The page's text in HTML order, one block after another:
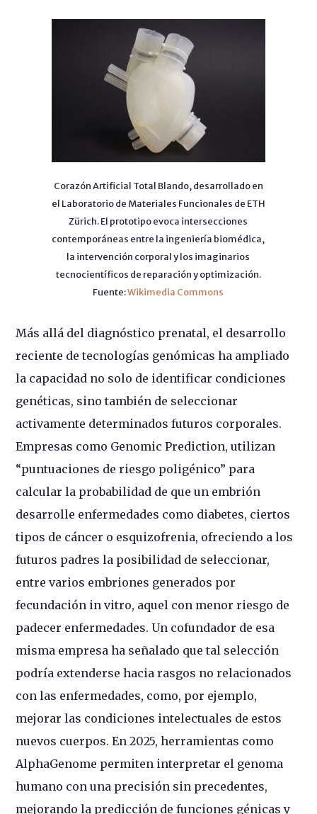
Corazón Artificial Total Blando, desarrollado en
el Laboratorio de Materiales Funcionales de ETH
Zürich. El prototipo evoca intersecciones
contemporáneas entre la ingeniería biomédica,
la intervención corporal y los imaginarios
tecnocientíficos de reparación y optimización.
Fuente:Wikimedia Commons
Más allá del diagnóstico prenatal, el desarrollo
reciente de tecnologías genómicas ha ampliado
la capacidad no solo de identificar condiciones
genéticas, sino también de seleccionar
activamente determinados futuros corporales.
Empresas como Genomic Prediction, utilizan
“puntuaciones de riesgo poligénico” para
calcular la probabilidad de que un embrión
desarrolle enfermedades como diabetes, ciertos
tipos de cáncer o esquizofrenia, ofreciendo a los
futuros padres la posibilidad de seleccionar,
entre varios embriones generados por
fecundación in vitro, aquel con menor riesgo de
padecer enfermedades. Un cofundador de esa
misma empresa ha señalado que tal selección
podría extenderse hacia rasgos no relacionados
con las enfermedades, como, por ejemplo,
mejorar las condiciones intelectuales de estos
nuevos cuerpos. En 2025, herramientas como
AlphaGenome permiten interpretar el genoma
humano con una precisión sin precedentes,
mejorando la predicción de funciones génicas y